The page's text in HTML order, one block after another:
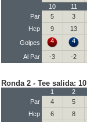
10
11
Par
5 3
Hcp
9 13
Golpes
4 4
Al Par -3 -2
Ronda 2 - Tee salida: 10
1 2
Par
4 5
Hcp
6 8